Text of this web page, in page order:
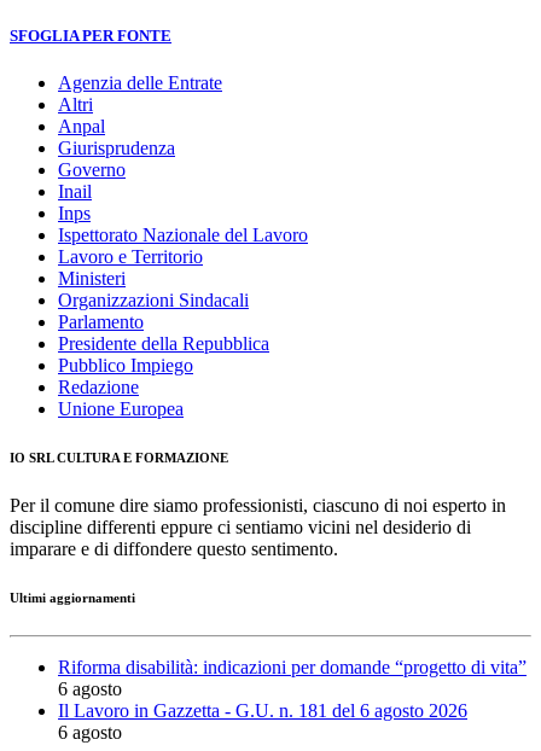
SFOGLIA PER FONTE
Agenzia delle Entrate
Altri
Anpal
Giurisprudenza
Governo
Inail
Inps
Ispettorato Nazionale del Lavoro
Lavoro e Territorio
Ministeri
Organizzazioni Sindacali
Parlamento
Presidente della Repubblica
Pubblico Impiego
Redazione
Unione Europea
IO SRL CULTURA E FORMAZIONE
Per il comune dire siamo professionisti, ciascuno di noi esperto in
discipline differenti eppure ci sentiamo vicini nel desiderio di
imparare e di diffondere questo sentimento.
Ultimi aggiornamenti
Riforma disabilità: indicazioni per domande “progetto di vita”
6 agosto
Il Lavoro in Gazzetta - G.U. n. 181 del 6 agosto 2026
6 agosto